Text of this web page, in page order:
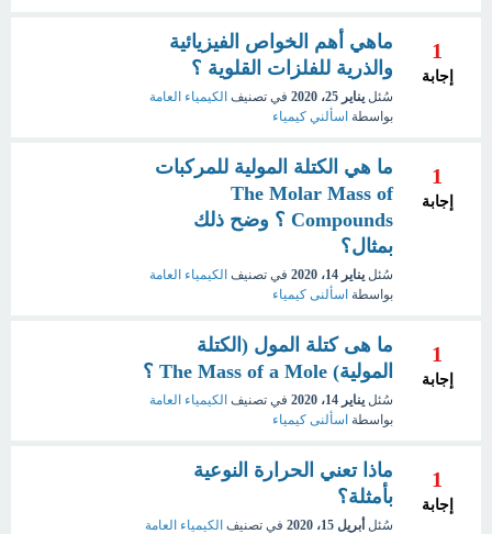
1
إجابة
ماهي أهم الخواص الفيزيائية
والذرية للفلزات القلوية ؟
سُئل يناير 25، 2020 في تصنيف الكيمياء العامة
بواسطة اسألني كيمياء
1
إجابة
ما هي الكتلة المولية للمركبات
The Molar Mass of
Compounds ؟ وضح ذلك
بمثال؟
سُئل يناير 14، 2020 في تصنيف الكيمياء العامة
بواسطة اسألنى كيمياء
1
إجابة
ما هى كتلة المول (الكتلة
المولية) The Mass of a Mole ؟
سُئل يناير 14، 2020 في تصنيف الكيمياء العامة
بواسطة اسألنى كيمياء
1
إجابة
ماذا تعني الحرارة النوعية
بأمثلة؟
سُئل أبريل 15، 2020 في تصنيف الكيمياء العامة